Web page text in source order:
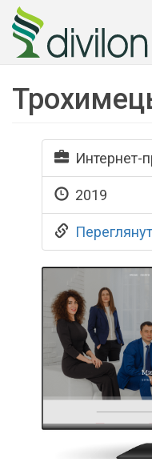
Интернет-
2019